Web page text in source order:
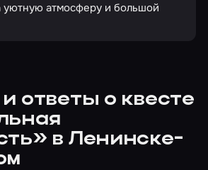
уютную атмосферу и большой
ответы о квесте
в Ленинске-